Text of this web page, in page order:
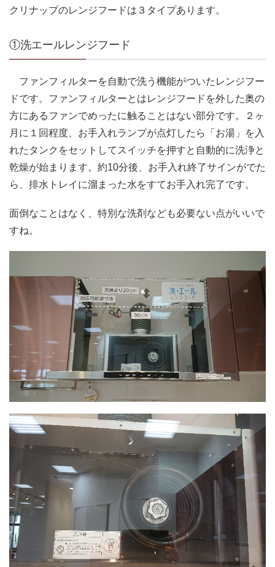
クリナップのレンジフードは３タイプあります。
①洗エールレンジフード
ファンフィルターを自動で洗う機能がついたレンジフー
ドです。ファンフィルターとはレンジフードを外した奥の
方にあるファンでめったに触ることはない部分です。２ヶ
月に１回程度、お手入れランプが点灯したら「お湯」を入
れたタンクをセットしてスイッチを押すと自動的に洗浄と
乾燥が始まります。約10分後、お手入れ終了サインがでた
ら、排水トレイに溜まった水をすてお手入れ完了です。
面倒なことはなく、特別な洗剤なども必要ない点がいいで
すね。